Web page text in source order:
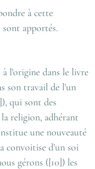
à cette
sont apportés.
à l'origine dans le livre
son travail de l'un
qui sont des
religion, adhérant
une nouveauté
convoitise d'un soi
gérons ([10]) les